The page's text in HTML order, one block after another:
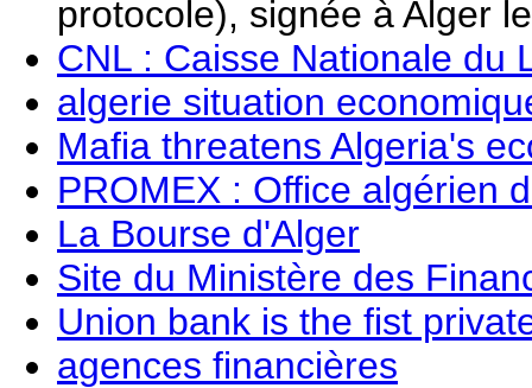
protocole), signée à Alger
CNL : Caisse Nationale du
algerie situation
Mafia threatens Algeria's
PROMEX : Office algérien
La Bourse d'Alger
Site du Ministère des
Union bank is the fist
agences financières